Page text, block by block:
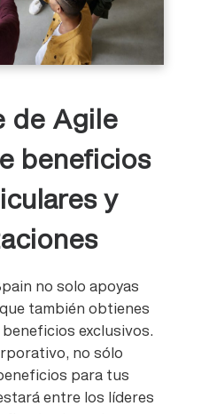
de Agile
beneficios
y
no solo apoyas
también obtienes
exclusivos.
no sólo
para tus
entre los líderes